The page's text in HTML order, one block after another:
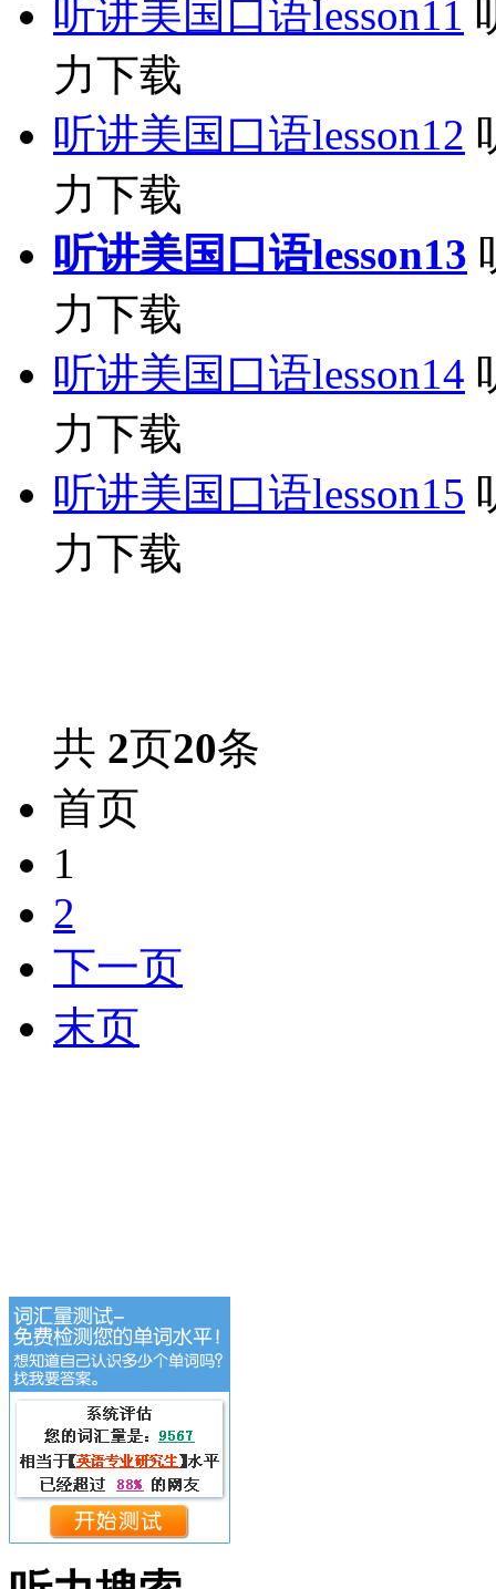
听讲美国口语lesson11
力下载
听讲美国口语lesson12
力下载
听讲美国口语lesson13
力下载
听讲美国口语lesson14
力下载
听讲美国口语lesson15
力下载
共 2页20条
首页
1
2
下一页
末页